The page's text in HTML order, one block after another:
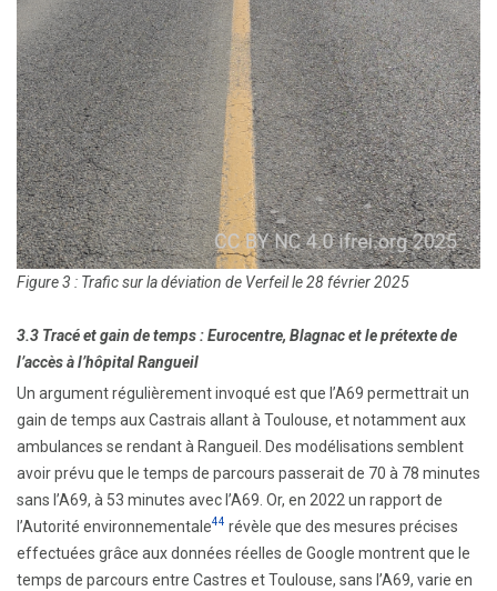
Figure 3 : Trafic sur la déviation de Verfeil le 28 février 2025
3.3 Tracé et gain de temps : Eurocentre, Blagnac et le prétexte de
l’accès à l’hôpital Rangueil
Un argument régulièrement invoqué est que l’A69 permettrait un
gain de temps aux Castrais allant à Toulouse, et notamment aux
ambulances se rendant à Rangueil. Des modélisations semblent
avoir prévu que le temps de parcours passerait de 70 à 78 minutes
sans l’A69, à 53 minutes avec l’A69. Or, en 2022 un rapport de
l’Autorité environnementale44 révèle que des mesures précises
effectuées grâce aux données réelles de Google montrent que le
temps de parcours entre Castres et Toulouse, sans l’A69, varie en